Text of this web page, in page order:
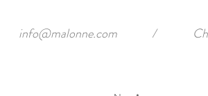
info@malonne.com /